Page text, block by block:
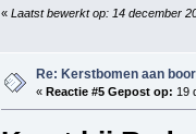
« Laatst bewerkt op: 14 december
Re: Kerstbomen aan
« Reactie #5 Gepost op: 19